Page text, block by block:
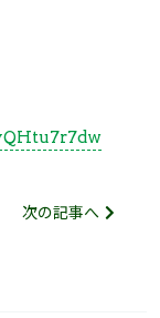
次の記事へ